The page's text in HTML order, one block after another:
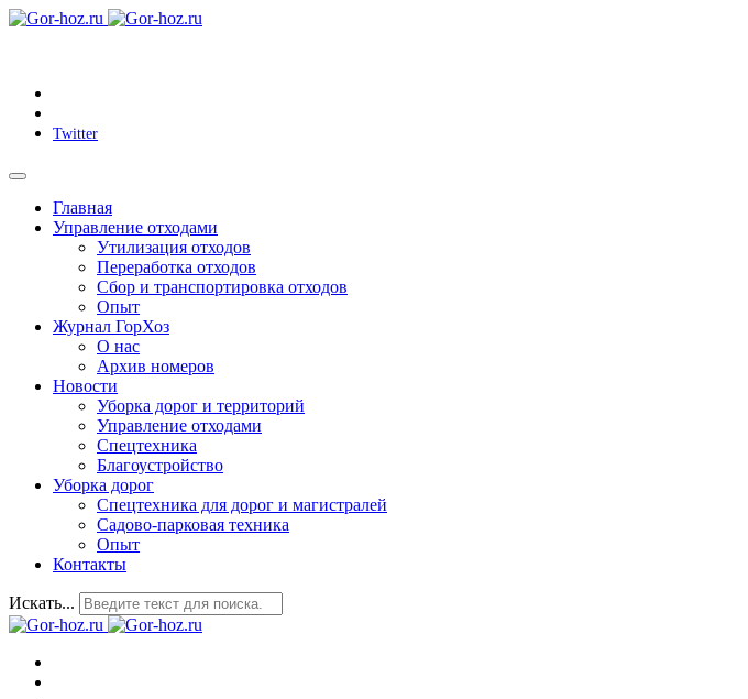
Twitter
Главная
Управление отходами
Утилизация отходов
Переработка отходов
Сбор и транспортировка отходов
Опыт
Журнал ГорХоз
О нас
Архив номеров
Новости
Уборка дорог и территорий
Управление отходами
Спецтехника
Благоустройство
Уборка дорог
Спецтехника для дорог и магистралей
Садово-парковая техника
Опыт
Контакты
Искать...